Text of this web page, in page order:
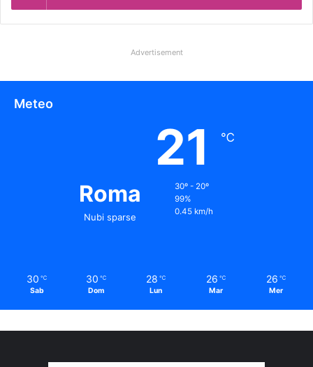
Advertisement
Meteo
Roma
Nubi sparse
21 ℃
30º - 20º
99%
0.45 km/h
30 ℃
Sab
30 ℃
Dom
28 ℃
Lun
26 ℃
Mar
26 ℃
Mer